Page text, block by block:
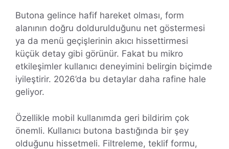
Butona gelince hafif hareket olması, form
alanının doğru doldurulduğunu net göstermesi
ya da menü geçişlerinin akıcı hissettirmesi
küçük detay gibi görünür. Fakat bu mikro
etkileşimler kullanıcı deneyimini belirgin biçimde
iyileştirir. 2026’da bu detaylar daha rafine hale
geliyor.
Özellikle mobil kullanımda geri bildirim çok
önemli. Kullanıcı butona bastığında bir şey
olduğunu hissetmeli. Filtreleme, teklif formu,